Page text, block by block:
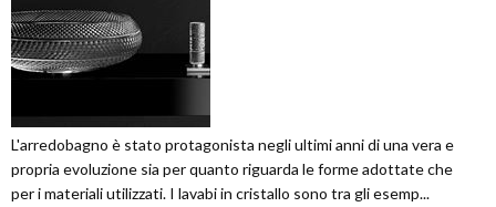
L'arredobagno è stato protagonista negli ultimi anni di una vera e
propria evoluzione sia per quanto riguarda le forme adottate che
per i materiali utilizzati. I lavabi in cristallo sono tra gli esemp...